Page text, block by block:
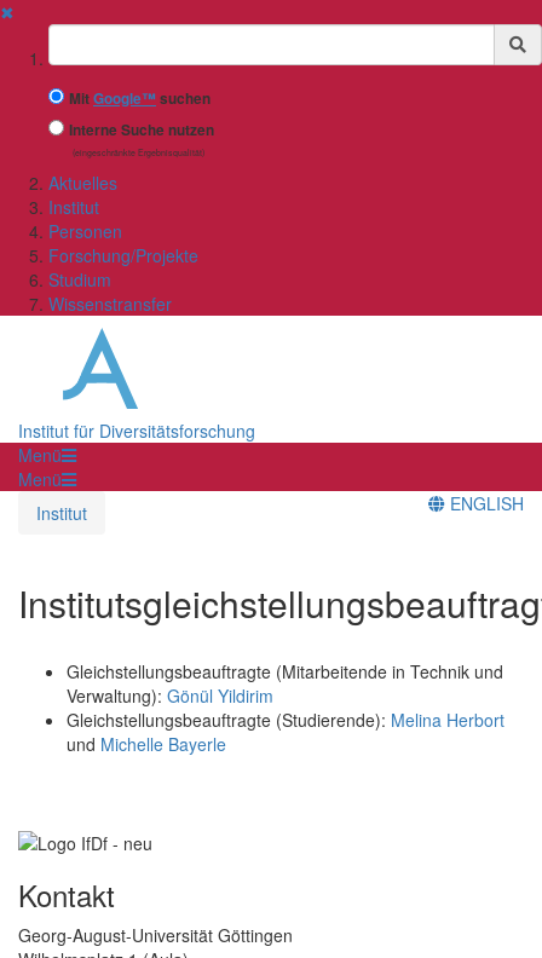
✖
Suchbegriff
MitGoogle™ suchen
Interne Suche nutzen
(eingeschränkte Ergebnisqualität)
Aktuelles
Institut
Personen
Forschung/Projekte
Studium
Wissenstransfer
Institut für Diversitätsforschung
Menü
Menü
Institut
ENGLISH
Gleichstellungsbeauftragte (Mitarbeitende in Technik und
Verwaltung): Gönül Yildirim
Gleichstellungsbeauftragte (Studierende): Melina Herbort
und Michelle Bayerle
Kontakt
Georg-August-Universität Göttingen